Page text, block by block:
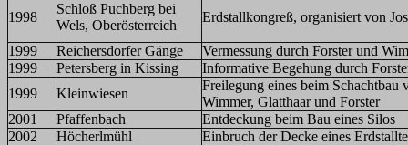
1998
Schloß Puchberg bei
Wels, Oberösterreich
Erdstallkongreß, organisiert von
1999 Reichersdorfer Gänge
Vermessung durch Forster und
1999
Petersberg in Kissing
Informative Begehung durch
1999
Kleinwiesen
Freilegung eines beim Schachtbau
Wimmer, Glatthaar und Forster
2001
Pfaffenbach
Entdeckung beim Bau eines Silos
2002
Höcherlmühl
Einbruch der Decke eines